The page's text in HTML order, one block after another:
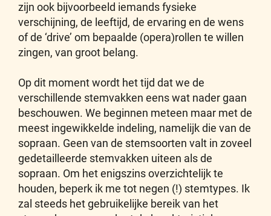
zijn ook bijvoorbeeld iemands fysieke
verschijning, de leeftijd, de ervaring en de wens
of de ‘drive’ om bepaalde (opera)rollen te willen
zingen, van groot belang.
Op dit moment wordt het tijd dat we de
verschillende stemvakken eens wat nader gaan
beschouwen. We beginnen meteen maar met de
meest ingewikkelde indeling, namelijk die van de
sopraan. Geen van de stemsoorten valt in zoveel
gedetailleerde stemvakken uiteen als de
sopraan. Om het enigszins overzichtelijk te
houden, beperk ik me tot negen (!) stemtypes. Ik
zal steeds het gebruikelijke bereik van het